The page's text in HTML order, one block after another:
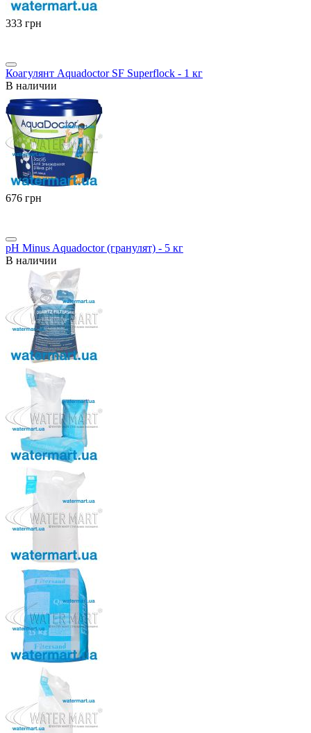
‍333‍ грн
Коагулянт Aquadoctor SF Superflock - 1 кг
В наличии
‍676‍ грн
pH Minus Aquadoctor (гранулят) - 5 кг
В наличии